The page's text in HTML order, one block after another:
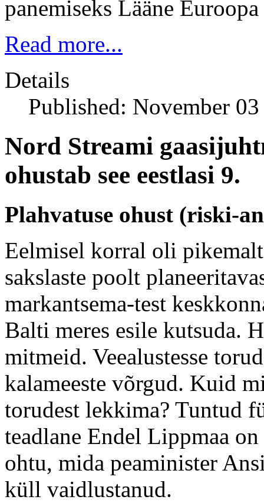
panemiseks Lääne
Read more...
Details
Published: November
Nord Streami
ohustab see eestlasi 9.
Plahvatuse ohust (riski-
Eelmisel korral oli
sakslaste poolt
markantsema-test
Balti meres esile kutsuda.
mitmeid. Veealustesse
kalameeste võrgud. Kuid
torudest lekkima? Tuntud
teadlane Endel Lippmaa
ohtu, mida peaminister
küll vaidlustanud.